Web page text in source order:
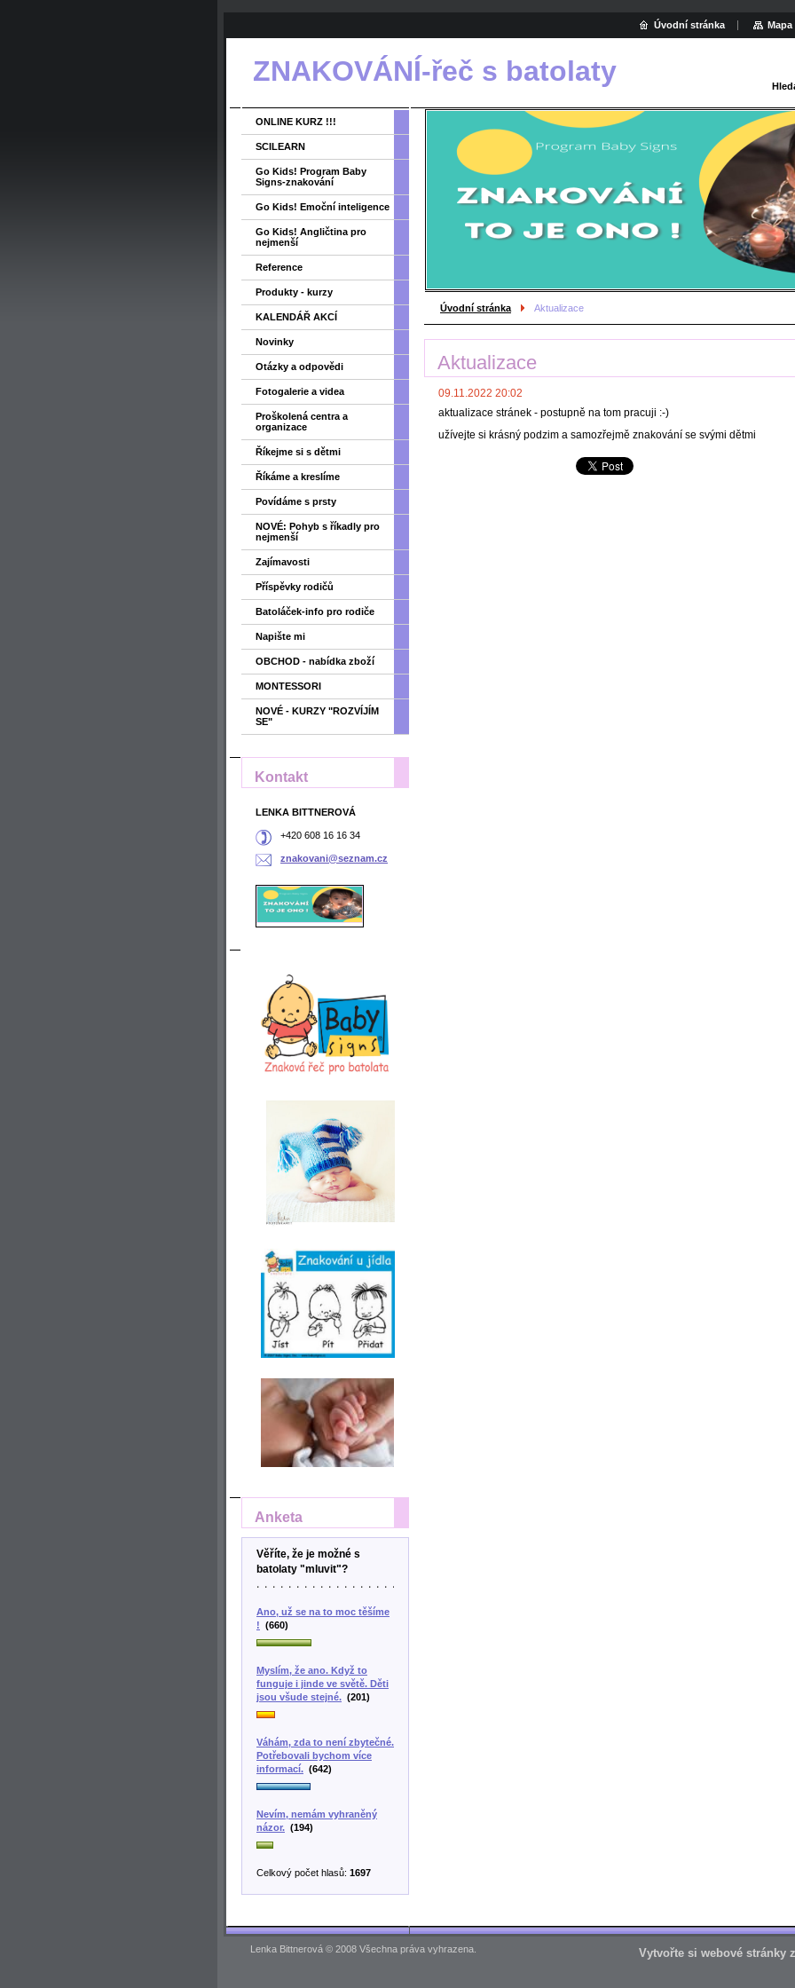
ZNAKOVÁNÍ-řeč s batolaty
Úvodní stránka Aktualizace
Aktualizace
09.11.2022 20:02
aktualizace stránek - postupně na tom pracuji :-)
užívejte si krásný podzim a samozřejmě znakování se svými dětmi
ONLINE KURZ !!!
SCILEARN
Go Kids! Program Baby
Signs-znakování
Go Kids! Emoční inteligence
Go Kids! Angličtina pro
nejmenší
Reference
Produkty - kurzy
KALENDÁŘ AKCÍ
Novinky
Otázky a odpovědi
Fotogalerie a videa
Proškolená centra a
organizace
Říkejme si s dětmi
Říkáme a kreslíme
Povídáme s prsty
NOVÉ: Pohyb s říkadly pro
nejmenší
Zajímavosti
Příspěvky rodičů
Batoláček-info pro rodiče
Napište mi
OBCHOD - nabídka zboží
MONTESSORI
NOVÉ - KURZY "ROZVÍJÍM
SE"
Kontakt
LENKA BITTNEROVÁ
+420 608 16 16 34
znakovani@seznam.cz
Anketa
Věříte, že je možné s
batolaty "mluvit"?
Ano, už se na to moc těšíme
! (660)
Myslím, že ano. Když to
funguje i jinde ve světě. Děti
jsou všude stejné. (201)
Váhám, zda to není zbytečné.
Potřebovali bychom více
informací. (642)
Nevím, nemám vyhraněný
názor. (194)
Celkový počet hlasů: 1697
Úvodní stránka
Lenka Bittnerová © 2008 Všechna práva vyhrazena. Vytvořte si webové stránky